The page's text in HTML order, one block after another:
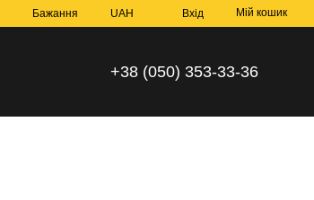
Бажання UAH Вхід Мій кошик
+38 (050) 353-33-36